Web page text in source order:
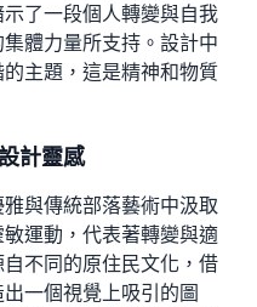
了一段個人轉變與自我
體力量所支持。設計中
主題，這是精神和物質
計靈感
與傳統部落藝術中汲取
運動，代表著轉變與適
不同的原住民文化，借
一個視覺上吸引的圖